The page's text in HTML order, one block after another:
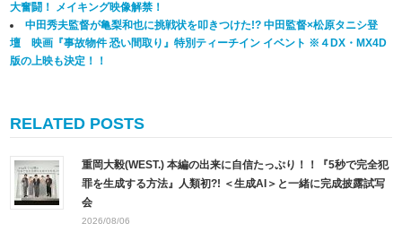
大奮闘！ メイキング映像解禁！
中田秀夫監督が亀梨和也に挑戦状を叩きつけた!? 中田監督×松原タニシ登
壇 映画『事故物件 恐い間取り』特別ティーチイン イベント ※４DX・MX4D
版の上映も決定！！
RELATED POSTS
重岡大毅(WEST.) 本編の出来に自信たっぷり！！『5秒で完全犯
罪を生成する方法』人類初?! ＜生成AI＞と一緒に完成披露試写
会
2026/08/06